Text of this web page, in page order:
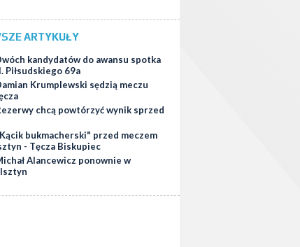
ARTYKUŁY
kandydatów do awansu spotka
Piłsudskiego 69a
Krumplewski sędzią meczu
chcą powtórzyć wynik sprzed
bukmacherski" przed meczem
- Tęcza Biskupiec
Alancewicz ponownie w